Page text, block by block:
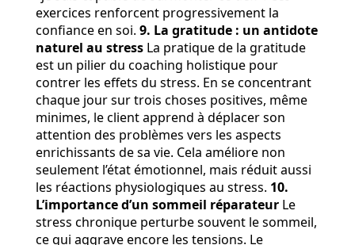
exercices renforcent progressivement la
confiance en soi. 9. La gratitude : un antidote
naturel au stress La pratique de la gratitude
est un pilier du coaching holistique pour
contrer les effets du stress. En se concentrant
chaque jour sur trois choses positives, même
minimes, le client apprend à déplacer son
attention des problèmes vers les aspects
enrichissants de sa vie. Cela améliore non
seulement l’état émotionnel, mais réduit aussi
les réactions physiologiques au stress. 10.
L’importance d’un sommeil réparateur Le
stress chronique perturbe souvent le sommeil,
ce qui aggrave encore les tensions. Le